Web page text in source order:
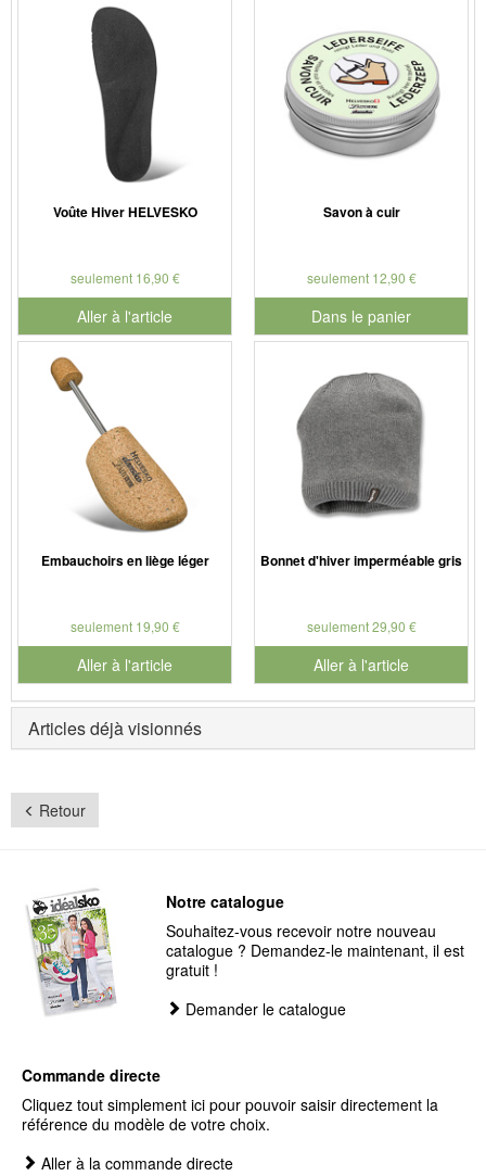
Voûte Hiver HELVESKO
seulement 16,90 €
Aller à l'article
Savon à cuir
seulement 12,90 €
Dans le panier
pour le numéro de produit
Embauchoirs en liège léger
seulement 19,90 €
Aller à l'article
Bonnet d'hiver imperméable gris
seulement 29,90 €
Aller à l'article
Articles déjà visionnés
Retour
Notre catalogue
Souhaitez-vous recevoir notre nouveau
catalogue ? Demandez-le maintenant, il est
gratuit !
Demander le catalogue
Commande directe
Cliquez tout simplement ici pour pouvoir saisir directement la
référence du modèle de votre choix.
Aller à la commande directe